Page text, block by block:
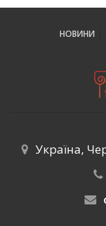
НОВИНИ
Україна,